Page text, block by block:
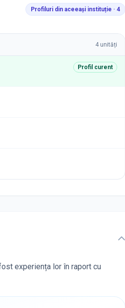
Profiluri din aceeași instituție · 4
4 unități
Profil curent
experiența lor în raport cu